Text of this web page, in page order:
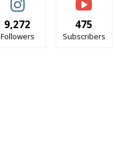
9,272
Followers
475
Subscribers